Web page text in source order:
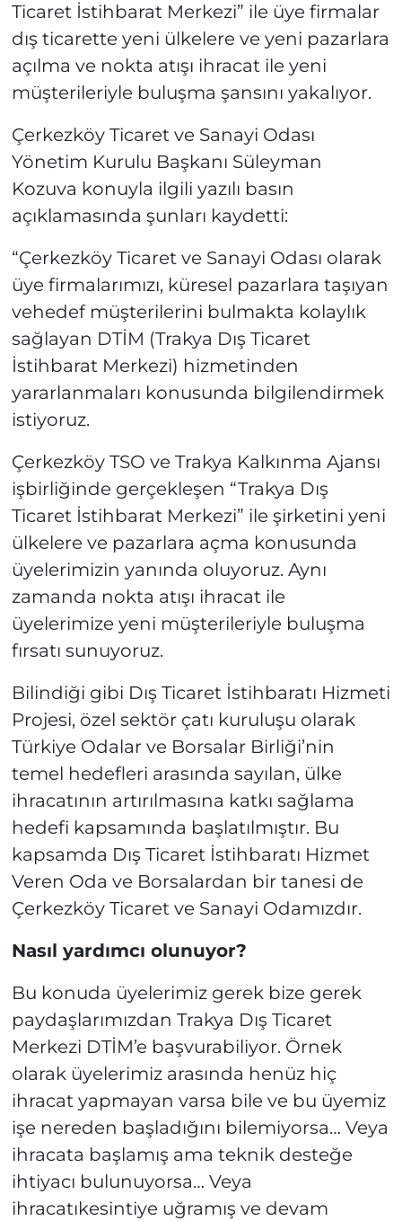
Ticaret İstihbarat Merkezi” ile üye firmalar
dış ticarette yeni ülkelere ve yeni pazarlara
açılma ve nokta atışı ihracat ile yeni
müşterileriyle buluşma şansını yakalıyor.
Çerkezköy Ticaret ve Sanayi Odası
Yönetim Kurulu Başkanı Süleyman
Kozuva konuyla ilgili yazılı basın
açıklamasında şunları kaydetti:
“Çerkezköy Ticaret ve Sanayi Odası olarak
üye firmalarımızı, küresel pazarlara taşıyan
vehedef müşterilerini bulmakta kolaylık
sağlayan DTİM (Trakya Dış Ticaret
İstihbarat Merkezi) hizmetinden
yararlanmaları konusunda bilgilendirmek
istiyoruz.
Çerkezköy TSO ve Trakya Kalkınma Ajansı
işbirliğinde gerçekleşen “Trakya Dış
Ticaret İstihbarat Merkezi” ile şirketini yeni
ülkelere ve pazarlara açma konusunda
üyelerimizin yanında oluyoruz. Aynı
zamanda nokta atışı ihracat ile
üyelerimize yeni müşterileriyle buluşma
fırsatı sunuyoruz.
Bilindiği gibi Dış Ticaret İstihbaratı Hizmeti
Projesi, özel sektör çatı kuruluşu olarak
Türkiye Odalar ve Borsalar Birliği’nin
temel hedefleri arasında sayılan, ülke
ihracatının artırılmasına katkı sağlama
hedefi kapsamında başlatılmıştır. Bu
kapsamda Dış Ticaret İstihbaratı Hizmet
Veren Oda ve Borsalardan bir tanesi de
Çerkezköy Ticaret ve Sanayi Odamızdır.
Nasıl yardımcı olunuyor?
Bu konuda üyelerimiz gerek bize gerek
paydaşlarımızdan Trakya Dış Ticaret
Merkezi DTİM’e başvurabiliyor. Örnek
olarak üyelerimiz arasında henüz hiç
ihracat yapmayan varsa bile ve bu üyemiz
işe nereden başladığını bilemiyorsa… Veya
ihracata başlamış ama teknik desteğe
ihtiyacı bulunuyorsa… Veya
ihracatıkesintiye uğramış ve devam